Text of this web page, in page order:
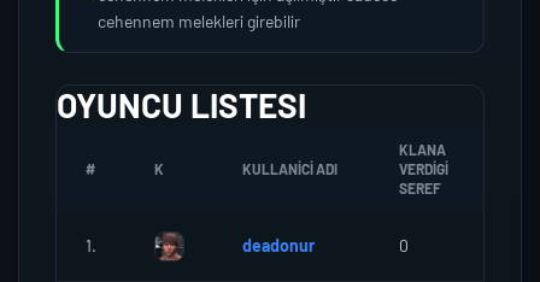
cehennem melekleri girebilir
OYUNCU LISTESI
# K KULLANICI ADI
KLANA
VERDIGI
SEREF
1. deadonur 0